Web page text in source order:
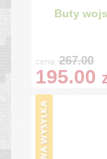
Buty
cena:267.00
195.00